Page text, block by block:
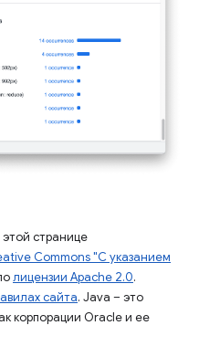
странице
Commons "С указанием
лицензии Apache 2.0.
сайта. Java – это
корпорации Oracle и ее